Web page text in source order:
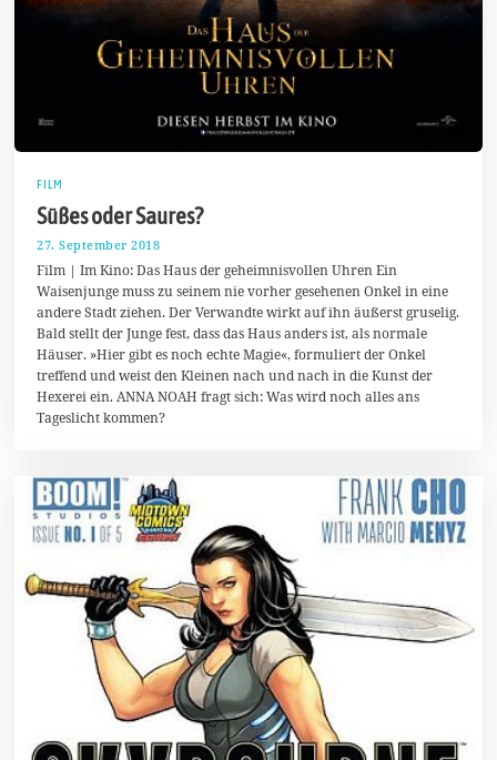
FILM
Süßes oder Saures?
27. September 2018
O
k
t
o
b
e
r
2
0
1
Film | Im Kino: Das Haus der geheimnisvollen Uhren Ein
Waisenjunge muss zu seinem nie vorher gesehenen Onkel in eine
andere Stadt ziehen. Der Verwandte wirkt auf ihn äußerst gruselig.
Bald stellt der Junge fest, dass das Haus anders ist, als normale
Häuser. »Hier gibt es noch echte Magie«, formuliert der Onkel
treffend und weist den Kleinen nach und nach in die Kunst der
Hexerei ein. ANNA NOAH fragt sich: Was wird noch alles ans
Tageslicht kommen?